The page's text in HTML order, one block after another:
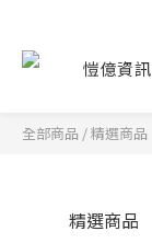
愷億資訊
全部商品 /精選商品
精選商品